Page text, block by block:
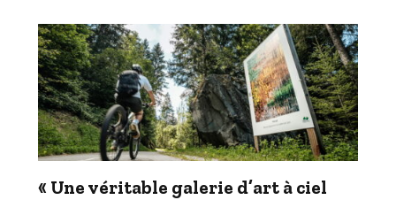
« Une véritable galerie d’art à ciel